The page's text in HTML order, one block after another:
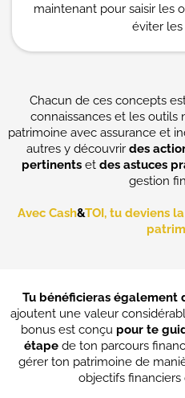
maintenant pour saisir les
éviter les
Chacun de ces concepts
connaissances et les outils
patrimoine avec assurance et
autres y découvrir des
pertinents et des astuces
gestion
Avec Cash&TOI, tu deviens
Tu bénéficieras également
ajoutent une valeur
bonus est conçu pour te
étape de ton parcours
gérer ton patrimoine de
objectifs financiers